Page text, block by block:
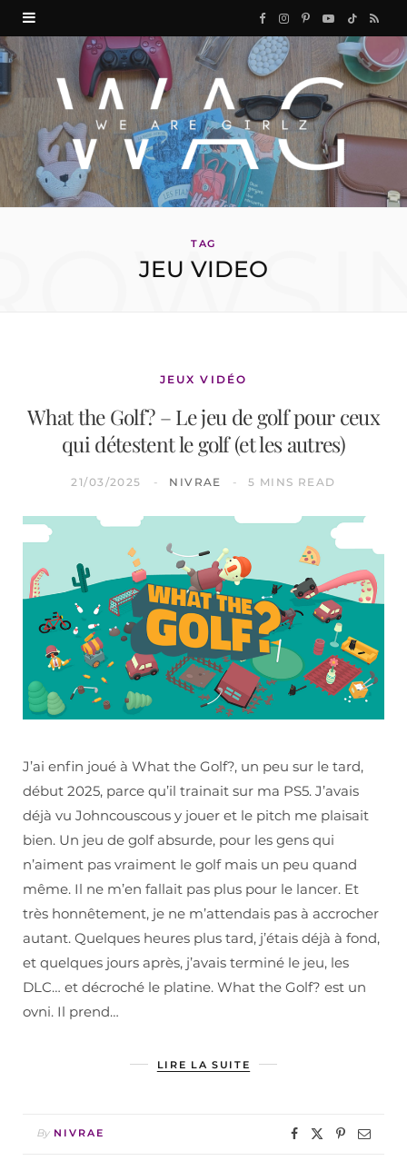
F
a
c
e
b
o
k
I
n
s
a
P
n
e
Y
o
u
u
T
i
k
R
S
TAG
JEU VIDEO
JEUX VIDÉO
What the Golf? – Le jeu de golf pour ceux
qui détestent le golf (et les autres)
21/03/2025 NIVRAE 5 MINS READ
J’ai enfin joué à What the Golf?, un peu sur le tard,
début 2025, parce qu’il trainait sur ma PS5. J’avais
déjà vu Johncouscous y jouer et le pitch me plaisait
bien. Un jeu de golf absurde, pour les gens qui
n’aiment pas vraiment le golf mais un peu quand
même. Il ne m’en fallait pas plus pour le lancer. Et
très honnêtement, je ne m’attendais pas à accrocher
autant. Quelques heures plus tard, j’étais déjà à fond,
et quelques jours après, j’avais terminé le jeu, les
DLC… et décroché le platine. What the Golf? est un
ovni. Il prend…
LIRE LA SUITE
By NIVRAE